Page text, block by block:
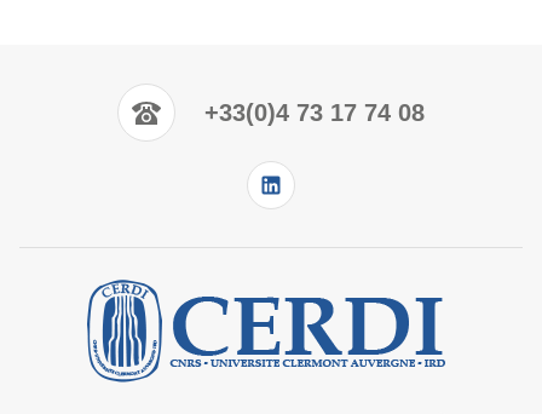
+33(0)4 73 17 74 08